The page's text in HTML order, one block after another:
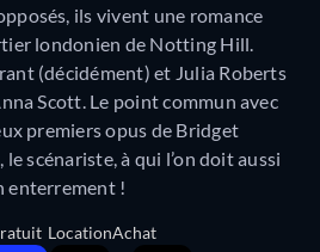
ils vivent une romance
londonien de Notting Hill.
(décidément) et Julia Roberts
Scott. Le point commun avec
premiers opus de Bridget
le scénariste, à qui l’on doit aussi
enterrement !
LocationAchat